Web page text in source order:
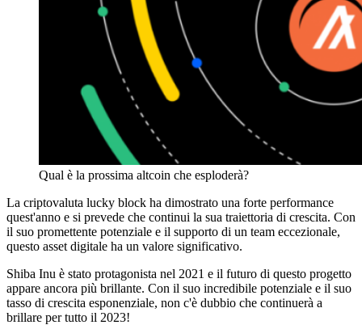
Qual è la prossima altcoin che esploderà?
La criptovaluta lucky block ha dimostrato una forte performance
quest'anno e si prevede che continui la sua traiettoria di crescita. Con
il suo promettente potenziale e il supporto di un team eccezionale,
questo asset digitale ha un valore significativo.
Shiba Inu è stato protagonista nel 2021 e il futuro di questo progetto
appare ancora più brillante. Con il suo incredibile potenziale e il suo
tasso di crescita esponenziale, non c'è dubbio che continuerà a
brillare per tutto il 2023!